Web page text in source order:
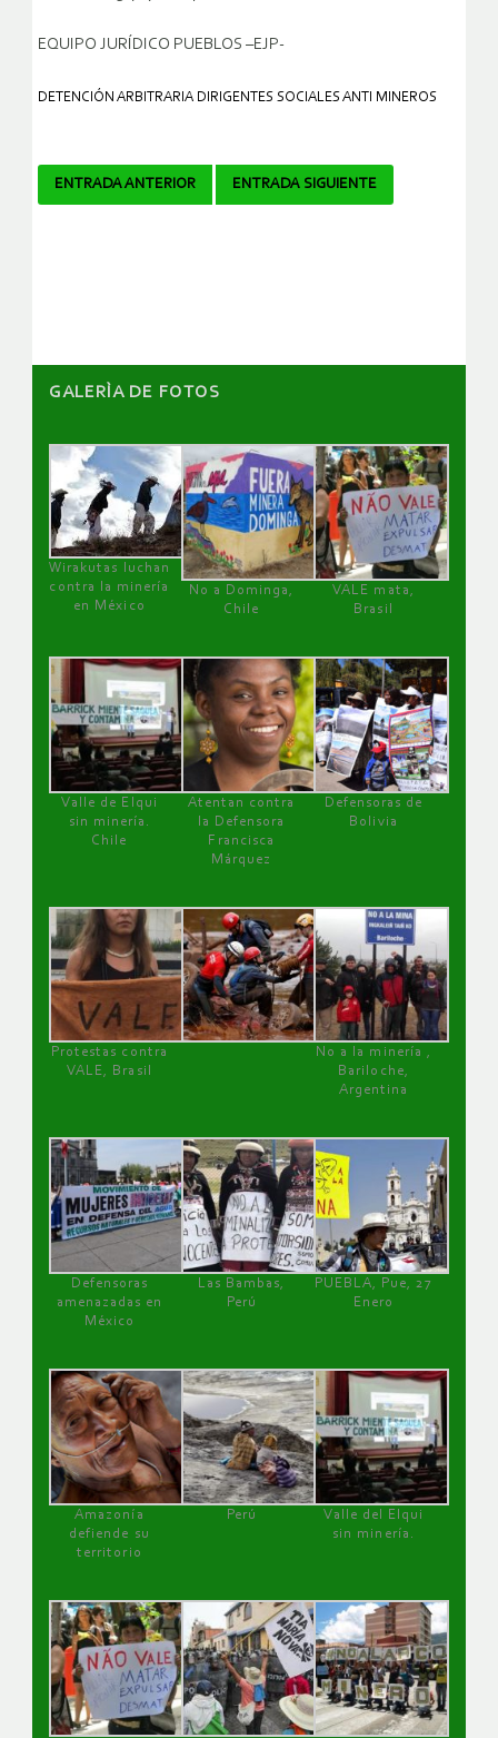
EQUIPO JURÍDICO PUEBLOS –EJP-
DETENCIÓN ARBITRARIA DIRIGENTES SOCIALES ANTI MINEROS
Navegador
ENTRADA ANTERIOR ENTRADA SIGUIENTE
GALERÌA DE FOTOS
Wirakutas luchan
contra la minería
en México
No a Dominga,
Chile
VALE mata,
Brasil
Valle de Elqui
sin minería.
Chile
Atentan contra
la Defensora
Francisca
Márquez
Defensoras de
Bolivia
Protestas contra
VALE, Brasil
No a la minería ,
Bariloche,
Argentina
Defensoras
amenazadas en
México
Las Bambas,
Perú
PUEBLA, Pue, 27
Enero
Amazonía
defiende su
territorio
Perú
Valle del Elqui
sin minería.